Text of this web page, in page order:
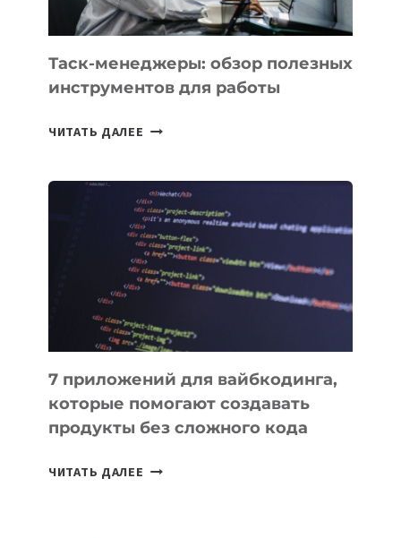
ПОРУЧИТЬ
УЖЕ
СЕГОДНЯ
Таск-менеджеры: обзор полезных
инструментов для работы
ЧИТАТЬ ДАЛЕЕ ТАСК-
ПОЛЕЗНЫХ
ИНСТРУМЕНТОВ
ДЛЯ
РАБОТЫ
7 приложений для вайбкодинга,
которые помогают создавать
продукты без сложного кода
ЧИТАТЬ ДАЛЕЕ